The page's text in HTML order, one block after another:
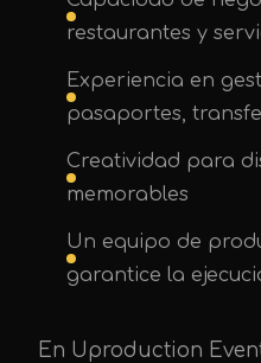
restaurantes y
Experiencia en
pasaportes,
Creatividad para
memorables
Un equipo de
garantice la
En Uproduction